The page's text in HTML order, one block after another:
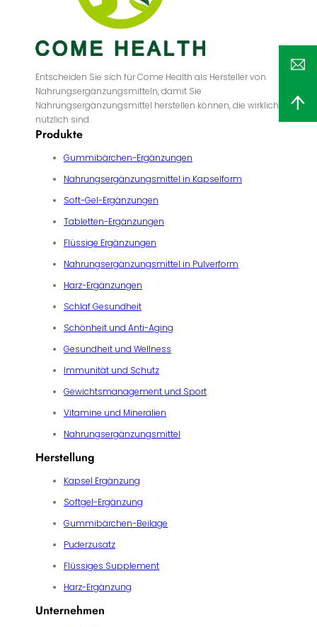
Entscheiden Sie sich für Come Health als Hersteller von
Nahrungsergänzungsmitteln, damit Sie
Nahrungsergänzungsmittel herstellen können, die wirklich
nützlich sind.
Produkte
Gummibärchen-Ergänzungen
Nahrungsergänzungsmittel in Kapselform
Soft-Gel-Ergänzungen
Tabletten-Ergänzungen
Flüssige Ergänzungen
Nahrungsergänzungsmittel in Pulverform
Harz-Ergänzungen
Schlaf Gesundheit
Schönheit und Anti-Aging
Gesundheit und Wellness
Immunität und Schutz
Gewichtsmanagement und Sport
Vitamine und Mineralien
Nahrungsergänzungsmittel
Herstellung
Kapsel Ergänzung
Softgel-Ergänzung
Gummibärchen-Beilage
Puderzusatz
Flüssiges Supplement
Harz-Ergänzung
Unternehmen